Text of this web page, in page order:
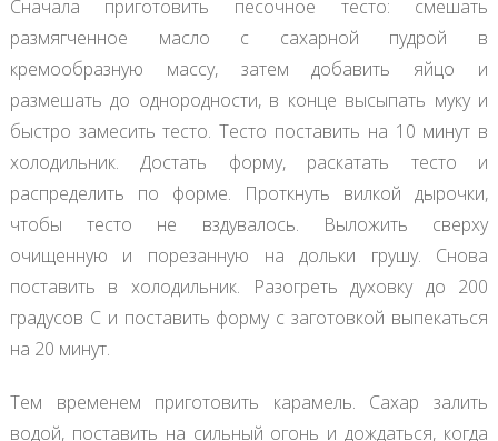
Сначала приготовить песочное тесто: смешать
размягченное масло с сахарной пудрой в
кремообразную массу, затем добавить яйцо и
размешать до однородности, в конце высыпать муку и
быстро замесить тесто. Тесто поставить на 10 минут в
холодильник. Достать форму, раскатать тесто и
распределить по форме. Проткнуть вилкой дырочки,
чтобы тесто не вздувалось. Выложить сверху
очищенную и порезанную на дольки грушу. Снова
поставить в холодильник. Разогреть духовку до 200
градусов С и поставить форму с заготовкой выпекаться
на 20 минут.
Тем временем приготовить карамель. Сахар залить
водой, поставить на сильный огонь и дождаться, когда